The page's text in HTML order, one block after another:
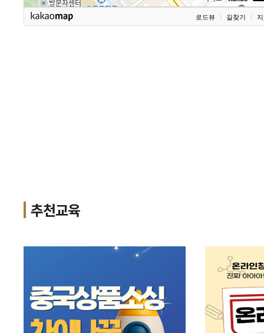
로드뷰 길찾기
추천교육